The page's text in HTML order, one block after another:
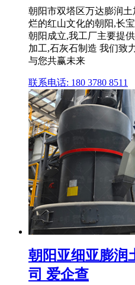
朝阳市双塔区万达膨润
烂的红山文化的朝阳,长
朝阳成立,我工厂主要提
加工,石灰石制造 我们致
与您共赢未来
联系电话: 180 3780 8511
朝阳亚细亚膨润
司 爱企查